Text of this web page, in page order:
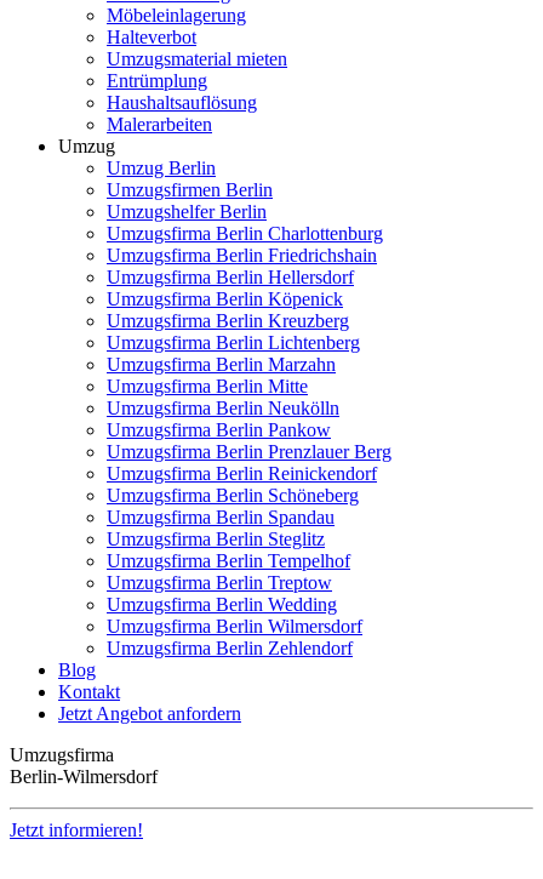
Möbeleinlagerung
Halteverbot
Umzugsmaterial mieten
Entrümplung
Haushaltsauflösung
Malerarbeiten
Umzug
Umzug Berlin
Umzugsfirmen Berlin
Umzugshelfer Berlin
Umzugsfirma Berlin Charlottenburg
Umzugsfirma Berlin Friedrichshain
Umzugsfirma Berlin Hellersdorf
Umzugsfirma Berlin Köpenick
Umzugsfirma Berlin Kreuzberg
Umzugsfirma Berlin Lichtenberg
Umzugsfirma Berlin Marzahn
Umzugsfirma Berlin Mitte
Umzugsfirma Berlin Neukölln
Umzugsfirma Berlin Pankow
Umzugsfirma Berlin Prenzlauer Berg
Umzugsfirma Berlin Reinickendorf
Umzugsfirma Berlin Schöneberg
Umzugsfirma Berlin Spandau
Umzugsfirma Berlin Steglitz
Umzugsfirma Berlin Tempelhof
Umzugsfirma Berlin Treptow
Umzugsfirma Berlin Wedding
Umzugsfirma Berlin Wilmersdorf
Umzugsfirma Berlin Zehlendorf
Blog
Kontakt
Jetzt Angebot anfordern
Umzugsfirma
Berlin-Wilmersdorf
Jetzt informieren!